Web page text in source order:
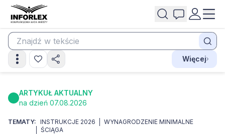
Więcej
ARTYKUŁ AKTUALNY
na dzień 07.08.2026
TEMATY: INSTRUKCJE 2026
WYNAGRODZENIE MINIMALNE
ŚCIĄGA